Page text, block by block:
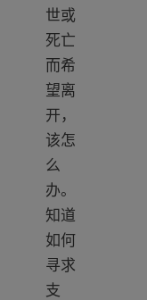
世或
死亡
而希
望离
开，
该怎
么
办。
知道
如何
寻求
支